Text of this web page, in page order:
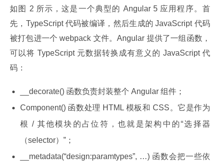
如图 2 所示，这是一个典型的 Angular 5 应用程序。首
先，TypeScript 代码被编译，然后生成的 JavaScript 代码
被打包进一个 webpack 文件。Angular 提供了一组函数，
可以将 TypeScript 元数据转换成有意义的 JavaScript 代
码：
__decorate() 函数负责封装整个 Angular 组件；
Component() 函数处理 HTML 模板和 CSS。它是作为
根 / 其他模块的占位符，也就是架构中的“选择器
（selector）”；
__metadata(“design:paramtypes”, …) 函数会把一些依